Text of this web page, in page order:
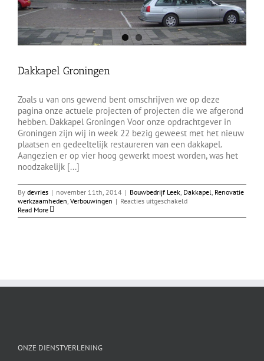
Dakkapel Groningen
Zoals u van ons gewend bent omschrijven we op deze
pagina onze actuele projecten of projecten die we afgerond
hebben. Dakkapel Groningen Voor onze opdrachtgever in
Groningen zijn wij in week 22 bezig geweest met het nieuw
plaatsen en gedeeltelijk restaureren van een dakkapel.
Aangezien er op vier hoog gewerkt moest worden, was het
noodzakelijk [...]
By devries | november 11th, 2014 | Bouwbedrijf Leek Dakkapel Renovatie
werkzaamheden Verbouwingen | Reacties uitgeschakeldvoor
Groningen
Read More
ONZE DIENSTVERLENING